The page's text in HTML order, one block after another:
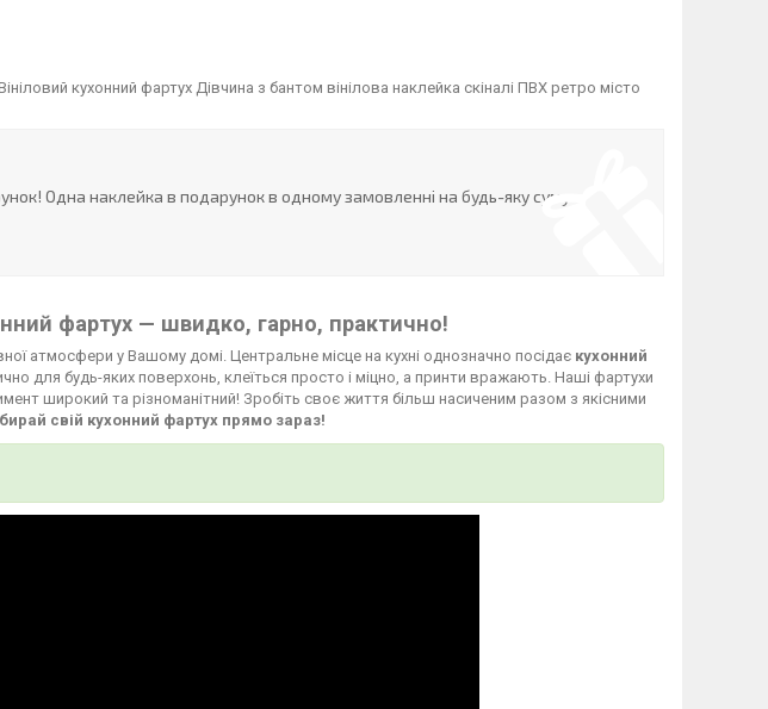
кухонний фартух Дівчина з бантом вінілова наклейка скіналі ПВХ ретро місто
Одна наклейка в подарунок в одному замовленні на будь-яку суму
фартух — швидко, гарно, практично!
атмосфери у Вашому домі. Центральне місце на кухні однозначно посідає кухонний
для будь-яких поверхонь, клеїться просто і міцно, а принти вражають. Наші фартухи
широкий та різноманітний! Зробіть своє життя більш насиченим разом з якісними
свій кухонний фартух прямо зараз!